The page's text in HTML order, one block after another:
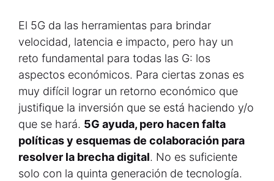
El 5G da las herramientas para brindar
velocidad, latencia e impacto, pero hay un
reto fundamental para todas las G: los
aspectos económicos. Para ciertas zonas es
muy difícil lograr un retorno económico que
justifique la inversión que se está haciendo y/o
que se hará. 5G ayuda, pero hacen falta
políticas y esquemas de colaboración para
resolver la brecha digital. No es suficiente
solo con la quinta generación de tecnología.